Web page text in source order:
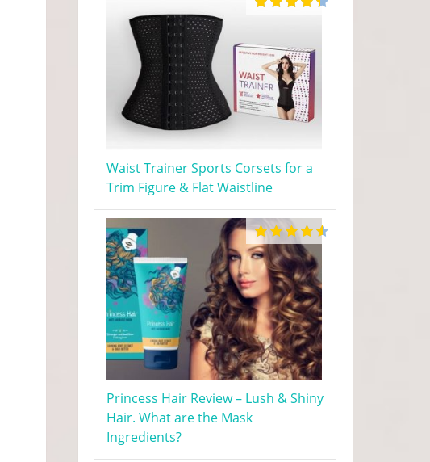
Waist Trainer Sports Corsets for a
Trim Figure & Flat Waistline
Princess Hair Review – Lush & Shiny
Hair. What are the Mask
Ingredients?